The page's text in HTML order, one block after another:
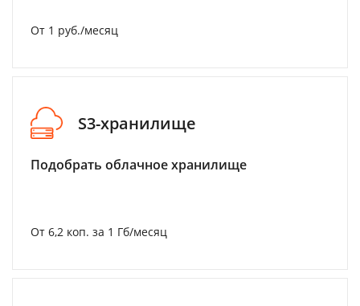
От 1 руб./месяц
S3-хранилище
Подобрать облачное хранилище
От 6,2 коп. за 1 Гб/месяц